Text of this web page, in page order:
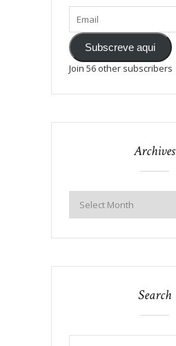
Subscreve aqui
Join 56 other subscribers
Archives
Search